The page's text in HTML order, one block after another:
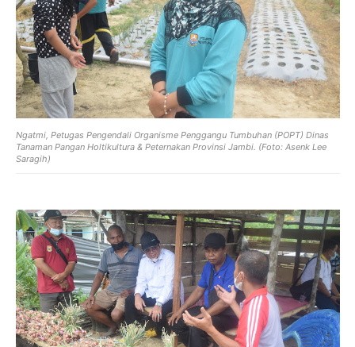
Ngatmi, Petugas Pengendali Organisme Penggangu Tumbuhan (POPT) Dinas
Tanaman Pangan Holtikultura & Peternakan Provinsi Jambi. (Foto: Asenk Lee
Saragih)